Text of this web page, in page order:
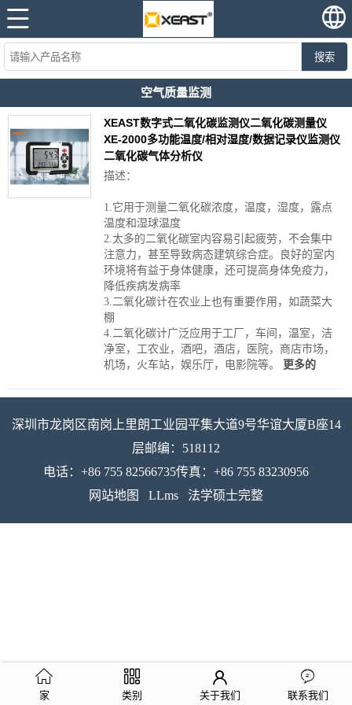
搜索
空气质量监测
XEAST数字式二氧化碳监测仪二氧化碳测量仪
XE-2000多功能温度/相对湿度/数据记录仪监测仪
二氧化碳气体分析仪
描述：
1.它用于测量二氧化碳浓度，温度，湿度，露点
温度和湿球温度
2.太多的二氧化碳室内容易引起疲劳，不会集中
注意力，甚至导致病态建筑综合症。良好的室内
环境将有益于身体健康，还可提高身体免疫力，
降低疾病发病率
3.二氧化碳计在农业上也有重要作用，如蔬菜大
棚
4.二氧化碳计广泛应用于工厂，车间，温室，洁
净室，工农业，酒吧，酒店，医院，商店市场，
机场，火车站，娱乐厅，电影院等。
更多的
深圳市龙岗区南岗上里朗工业园平集大道9号华谊大厦B座14
层邮编：518112
电话：+86 755 82566735传真：+86 755 83230956
网站地图
LLms 法学硕士完整
家 类别 关于我们 联系我们